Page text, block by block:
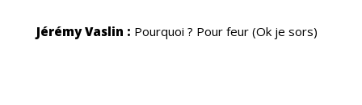
Jérémy Vaslin : Pourquoi ? Pour feur (Ok je sors)